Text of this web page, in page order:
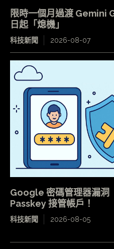
限時一個月過渡 Gemini
日起「熄機」
科技新聞 2026-08-07
Google 密碼管理器漏
Passkey 接管帳戶！
科技新聞 2026-08-05